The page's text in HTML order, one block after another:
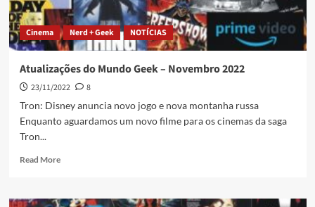
Cinema Nerd + Geek NOTÍCIAS
Atualizações do Mundo Geek – Novembro 2022
23/11/2022
8
Tron: Disney anuncia novo jogo e nova montanha russa
Enquanto aguardamos um novo filme para os cinemas da saga
Tron...
Read More